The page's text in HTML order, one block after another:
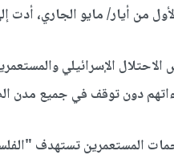
مايو الجاري، أدت إلى نزوح 42 فلسطينيا،
الإسرائيلي
دون توقف في جميع مدن
المستعمرين تستهدف